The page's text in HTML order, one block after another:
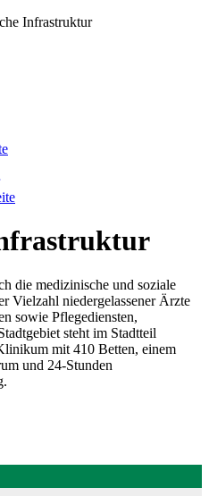
Infrastruktur
die medizinische und soziale
Vielzahl niedergelassener Ärzte
sowie Pflegediensten,
steht im Stadtteil
mit 410 Betten, einem
und 24-Stunden